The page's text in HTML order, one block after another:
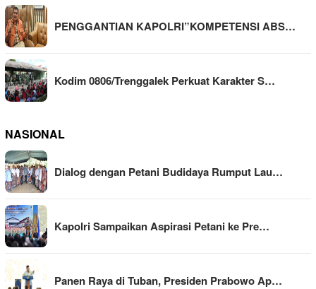
PENGGANTIAN KAPOLRI”KOMPETENSI ABS…
Kodim 0806/Trenggalek Perkuat Karakter S…
NASIONAL
Dialog dengan Petani Budidaya Rumput Lau…
Kapolri Sampaikan Aspirasi Petani ke Pre…
Panen Raya di Tuban, Presiden Prabowo Ap…